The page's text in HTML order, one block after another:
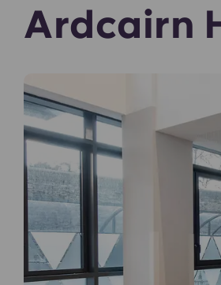
Yugo x
nouvelle ère
Yugo Le partenariat
VCARB alimente
inoubliables pour les
Ardcairn